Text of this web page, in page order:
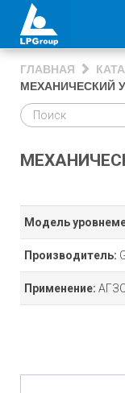
ГЛАВНАЯ
МЕХАНИЧЕСКИЙ
Модель
Производитель:
Применение: